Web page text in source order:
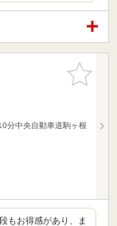
お気に入
りに追加
分中央自動車道駒ヶ根
もお得感があり、ま